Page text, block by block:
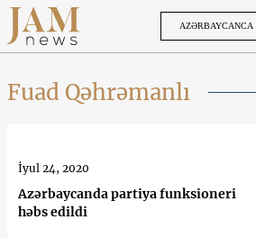
AZƏRBAYCANCA
Fuad Qəhrəmanlı
Azərbaycanda partiya funksioneri
həbs edildi
İyul 24, 2020